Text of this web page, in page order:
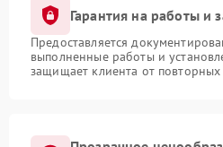
Гарантия на работы и
Предоставляется
выполненные работы и
защищает клиента от повторных